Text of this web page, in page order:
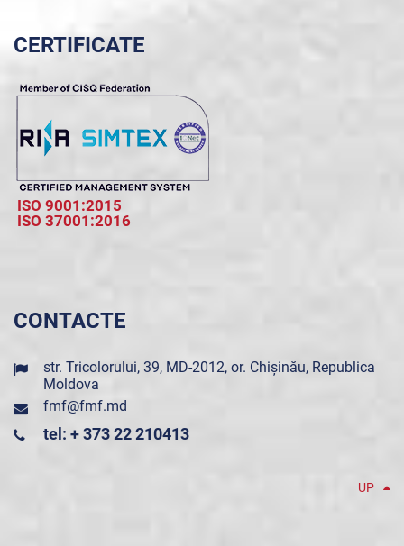
CERTIFICATE
ISO 9001:2015
ISO 37001:2016
CONTACTE
str. Tricolorului, 39, MD-2012, or. Chișinău, Republica
Moldova
fmf@fmf.md
tel: + 373 22 210413
UP